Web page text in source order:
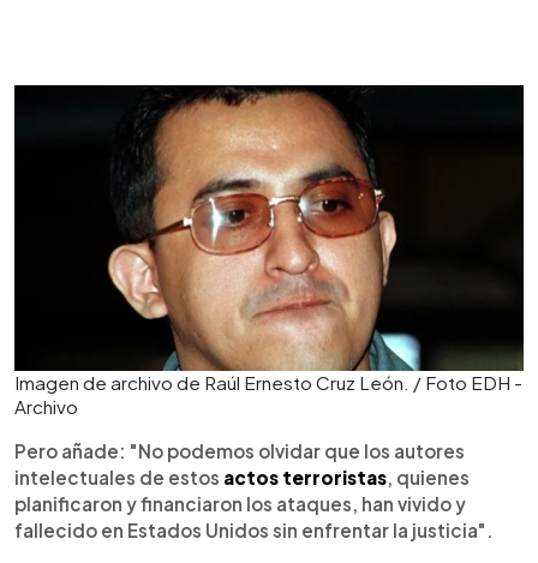
Imagen de archivo de Raúl Ernesto Cruz León. / Foto EDH -
Archivo
Pero añade: "No podemos olvidar que los autores
intelectuales de estos actos terroristas, quienes
planificaron y financiaron los ataques, han vivido y
fallecido en Estados Unidos sin enfrentar la justicia".